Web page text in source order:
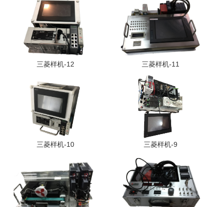
三菱样机-12 三菱样机-11
三菱样机-10 三菱样机-9